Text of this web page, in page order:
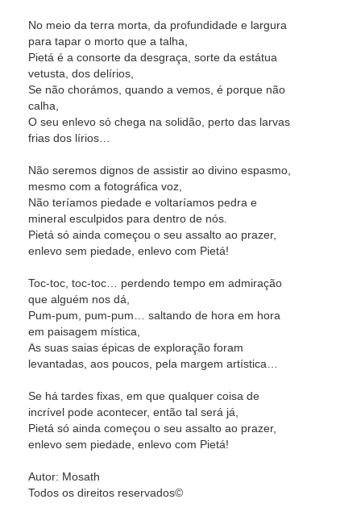
No meio da terra morta, da profundidade e largura
para tapar o morto que a talha,
Pietá é a consorte da desgraça, sorte da estátua
vetusta, dos delírios,
Se não chorámos, quando a vemos, é porque não
calha,
O seu enlevo só chega na solidão, perto das larvas
frias dos lírios…
Não seremos dignos de assistir ao divino espasmo,
mesmo com a fotográfica voz,
Não teríamos piedade e voltaríamos pedra e
mineral esculpidos para dentro de nós.
Pietá só ainda começou o seu assalto ao prazer,
enlevo sem piedade, enlevo com Pietá!
Toc-toc, toc-toc… perdendo tempo em admiração
que alguém nos dá,
Pum-pum, pum-pum… saltando de hora em hora
em paisagem mística,
As suas saias épicas de exploração foram
levantadas, aos poucos, pela margem artística…
Se há tardes fixas, em que qualquer coisa de
incrível pode acontecer, então tal será já,
Pietá só ainda começou o seu assalto ao prazer,
enlevo sem piedade, enlevo com Pietá!
Autor: Mosath
Todos os direitos reservados©